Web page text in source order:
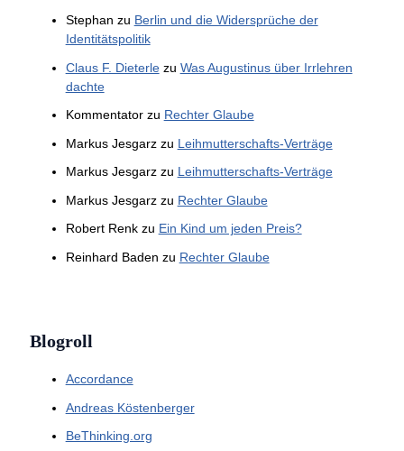
Stephan zu Berlin und die Widersprüche der
Identitätspolitik
Claus F. Dieterlezu Was Augustinus über Irrlehren
dachte
Kommentatorzu Rechter Glaube
Markus Jesgarzzu Leihmutterschafts-Verträge
Markus Jesgarzzu Leihmutterschafts-Verträge
Markus Jesgarzzu Rechter Glaube
Robert Renkzu Ein Kind um jeden Preis?
Reinhard Baden zu Rechter Glaube
Blogroll
Accordance
Andreas Köstenberger
BeThinking.org